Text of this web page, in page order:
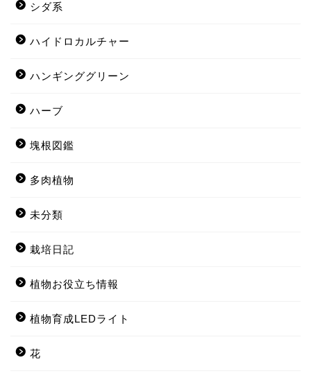
シダ系
ハイドロカルチャー
ハンギンググリーン
ハーブ
塊根図鑑
多肉植物
未分類
栽培日記
植物お役立ち情報
植物育成LEDライト
花